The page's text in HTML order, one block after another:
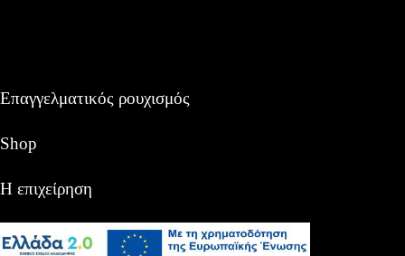
Επαγγελματικός ρουχισμός
Shop
Η επιχείρηση